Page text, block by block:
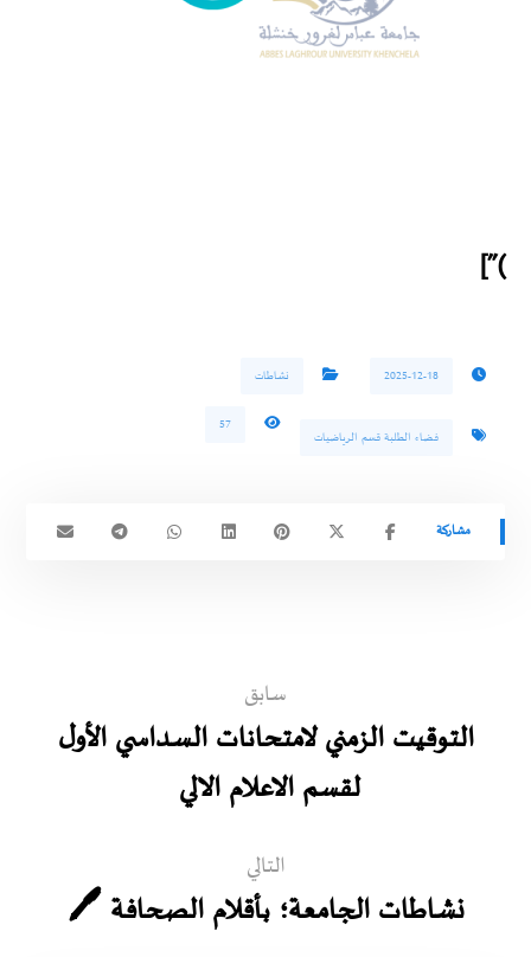
)”]
2025-12-18 نشاطات
فضاء الطلبة قسم الرياضيات
57
سابق
التوقيت الزمني لامتحانات السداسي الأول
لقسم الاعلام الالي
التالي
نشاطات الجامعة؛ بأقلام الصحافة 🖊️